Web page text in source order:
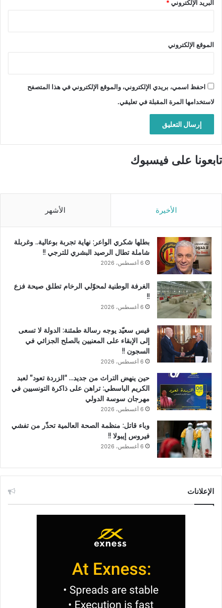
البريد الإلكتروني*
الموقع الإلكتروني
احفظ اسمي، بريدي الإلكتروني، والموقع الإلكتروني في هذا المتصفح
لاستخدامها المرة المقبلة في تعليقي.
تابعونا على فيسبوك
الأخيرة الأشهر
بطلها شكري الواعر: نهاية تجربة بوعالية.. وغربلة
شاملة تطال الرصيد البشري للترجي !!
6 أغسطس، 2026
الغرفة الوطنية لمحوّلي الرخام تطلق صيحة فزع
!!
6 أغسطس، 2026
قيس سعيّد يوجه رسالة طمئنة: الدولة لا تسعى
إلى الإبقاء على المعنيين بالصلح الجزائي في
السجون !!
6 أغسطس، 2026
حين ينهض التراث من جديد… “الزردة تعود” لعبد
الكريم الباسطي: تراهن على ذاكرة التونسيين في
مهرجان سوسة الدولي
6 أغسطس، 2026
وباء قاتل: منظمة الصحة العالمية تحذّر من تفشي
فيروس إيبولا !!
6 أغسطس، 2026
الإعلانات